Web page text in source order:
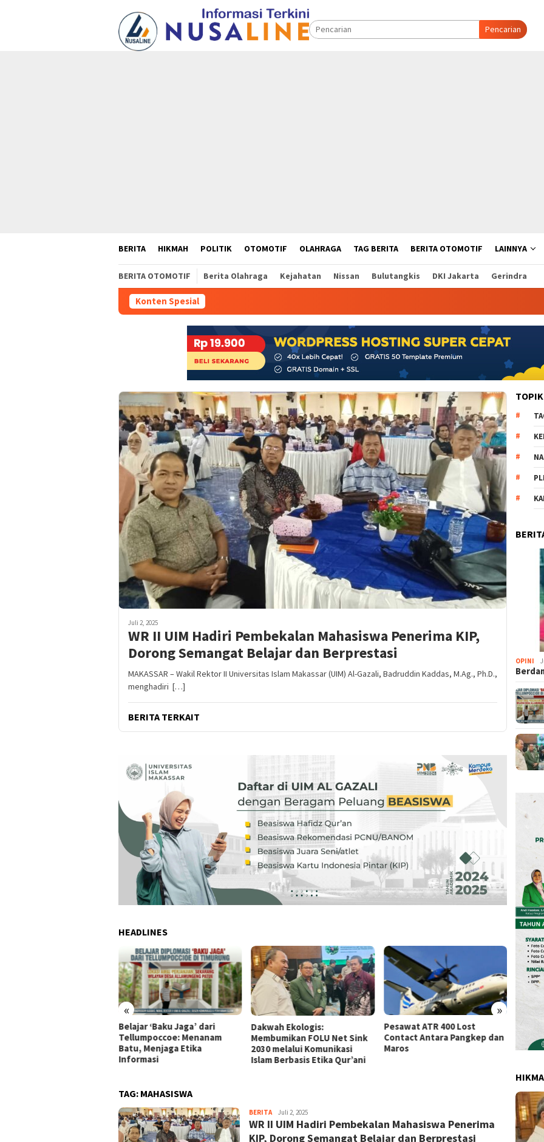
Pencarian
BERITA HIKMAH POLITIK OTOMOTIF OLAHRAGA TAG BERITA BERITA OTOMOTIF LAINNYA
BERITA OTOMOTIF Berita Olahraga Kejahatan Nissan Bulutangkis DKI Jakarta Gerindra
Konten Spesial
Juli 2, 2025
WR II UIM Hadiri Pembekalan Mahasiswa Penerima KIP,
Dorong Semangat Belajar dan Berprestasi
MAKASSAR – Wakil Rektor II Universitas Islam Makassar (UIM) Al-Gazali, Badruddin Kaddas, M.Ag., Ph.D.,
menghadiri […]
BERITA TERKAIT
HEADLINES
« »
Belajar ‘Baku Jaga’ dari
Tellumpoccoe: Menanam
Batu, Menjaga Etika
Informasi
Dakwah Ekologis:
Membumikan FOLU Net Sink
2030 melalui Komunikasi
Islam Berbasis Etika Qur’ani
Pesawat ATR 400 Lost
Contact Antara Pangkep dan
Maros
SD
TAG: MAHASISWA
BERITAIlham
Juli 2, 2025
WR II UIM Hadiri Pembekalan Mahasiswa Penerima
KIP, Dorong Semangat Belajar dan Berprestasi
OPINI